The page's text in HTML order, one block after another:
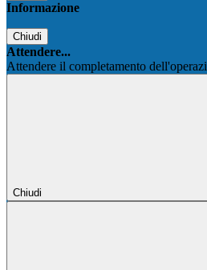
Informazione
Chiudi
Attendere...
Attendere il completamento
Chiudi